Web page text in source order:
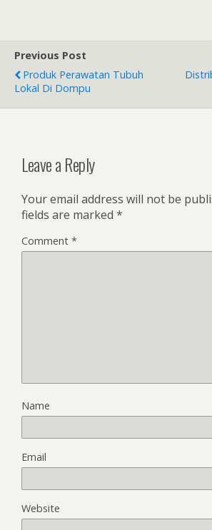
Previous Post
Produk Perawatan Tubuh
Lokal Di Dompu
Leave a Reply
Your email address will not be
fields are marked *
Comment *
Name
Email
Website